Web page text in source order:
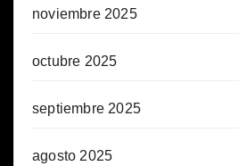
noviembre 2025
octubre 2025
septiembre 2025
agosto 2025